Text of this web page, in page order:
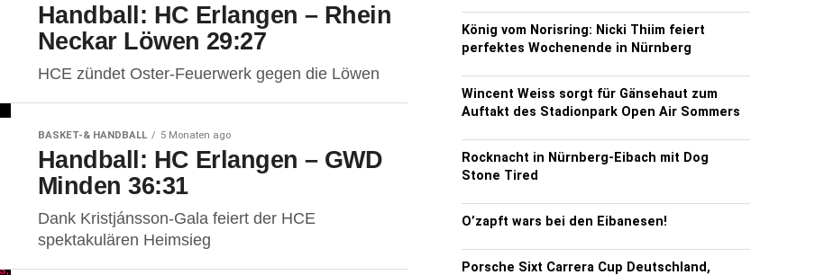
Handball: HC Erlangen – Rhein
Neckar Löwen 29:27
HCE zündet Oster-Feuerwerk gegen die Löwen
BASKET-& HANDBALL 5 Monaten ago
Handball: HC Erlangen – GWD
Minden 36:31
Dank Kristjánsson-Gala feiert der HCE
spektakulären Heimsieg
König vom Norisring: Nicki Thiim feiert
perfektes Wochenende in Nürnberg
Wincent Weiss sorgt für Gänsehaut zum
Auftakt des Stadionpark Open Air Sommers
Rocknacht in Nürnberg-Eibach mit Dog
Stone Tired
O’zapft wars bei den Eibanesen!
Porsche Sixt Carrera Cup Deutschland,